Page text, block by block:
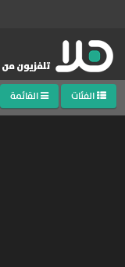
الفئات القائمة